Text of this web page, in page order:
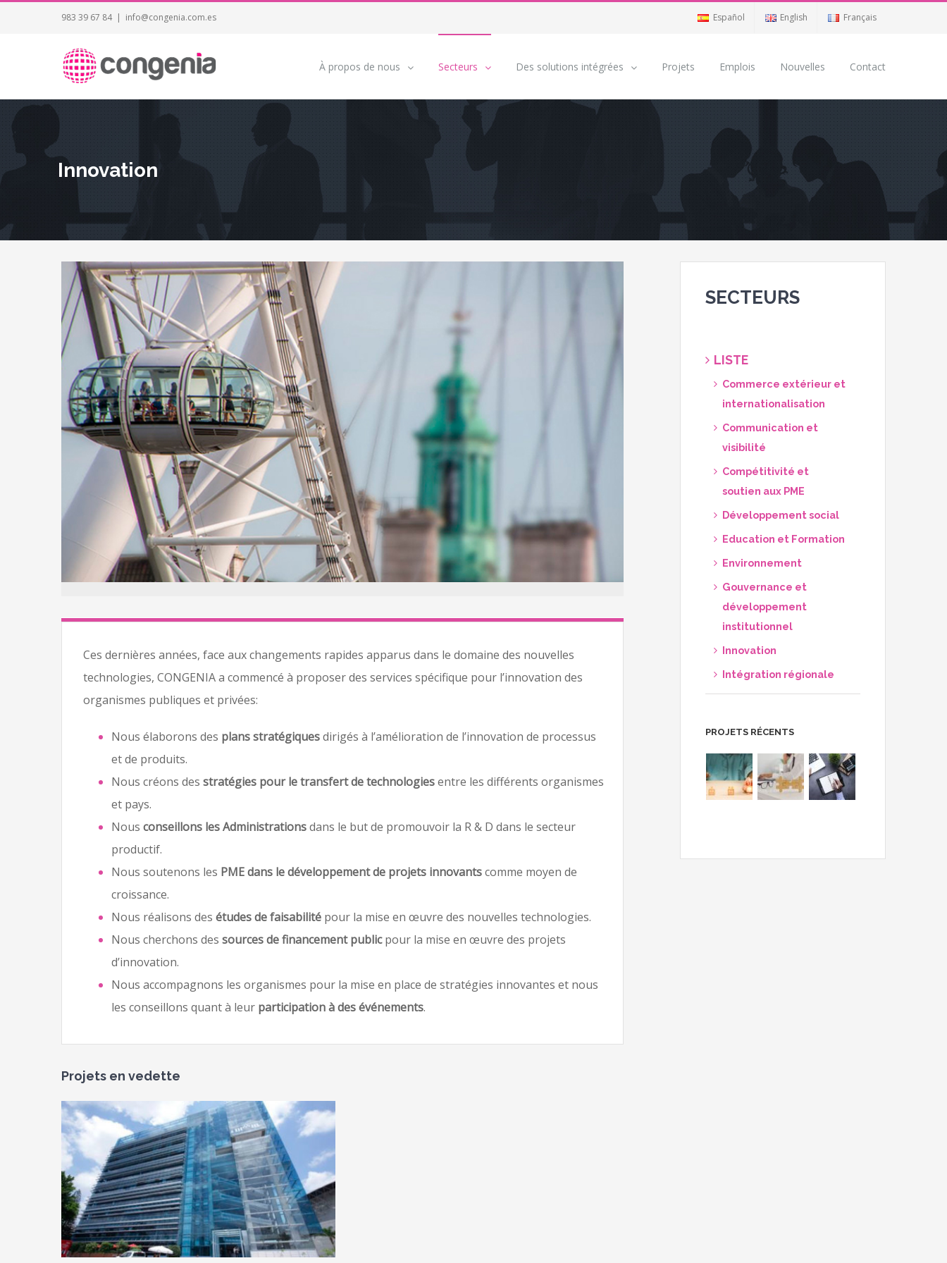
983 39 67 84 | info@congenia.com.es Español English Français
À propos de nous Secteurs Des solutions intégrées Projets Emplois Nouvelles Contact
Innovation
Ces dernières années, face aux changements rapides apparus dans le domaine des nouvelles
technologies, CONGENIA a commencé à proposer des services spécifique pour l’innovation des
organismes publiques et privées:
Nous élaborons des plans stratégiquesdirigés à l’amélioration de l’innovation de processus
et de produits.
Nous créons des stratégies pour le transfert de technologiesentre les différents organismes
et pays.
Nous conseillons les Administrationsdans le but de promouvoir la R & D dans le secteur
productif.
Nous soutenons les PME dans le développement de projets innovantscomme moyen de
croissance.
Nous réalisons des études de faisabilité pour la mise en œuvre des nouvelles technologies.
Nous cherchons des sources de financement publicpour la mise en œuvre des projets
d’innovation.
Nous accompagnons les organismes pour la mise en place de stratégies innovantes et nous
les conseillons quant à leur participation à des événements.
Projets en vedette
SECTEURS
LISTE
Commerce extérieur et
internationalisation
Communication et
visibilité
Compétitivité et
soutien aux PME
Développement social
Education et Formation
Environnement
Gouvernance et
développement
institutionnel
Innovation
Intégration régionale
PROJETS RÉCENTS